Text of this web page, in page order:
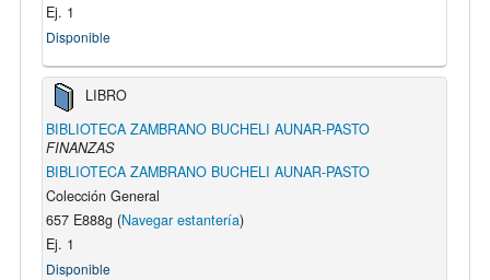
Ej. 1
Disponible
LIBRO
BIBLIOTECA ZAMBRANO BUCHELI AUNAR-PASTO
FINANZAS
BIBLIOTECA ZAMBRANO BUCHELI AUNAR-PASTO
Colección General
657 E888g (Navegar estantería)
Ej. 1
Disponible